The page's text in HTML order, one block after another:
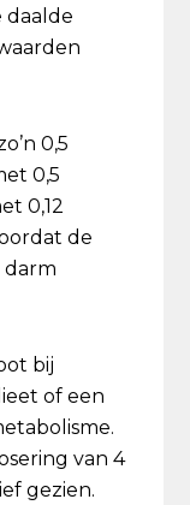
0,5
0,5
0,12
de
darm
bij
of een
van 4
gezien.